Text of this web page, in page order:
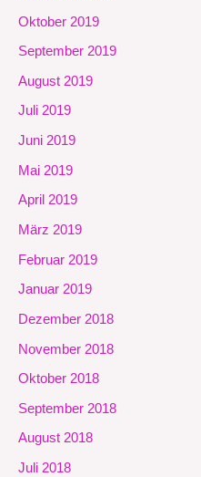
Oktober 2019
September 2019
August 2019
Juli 2019
Juni 2019
Mai 2019
April 2019
März 2019
Februar 2019
Januar 2019
Dezember 2018
November 2018
Oktober 2018
September 2018
August 2018
Juli 2018